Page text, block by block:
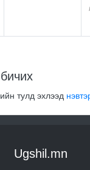
тулд эхлээд
Ugshil.mn